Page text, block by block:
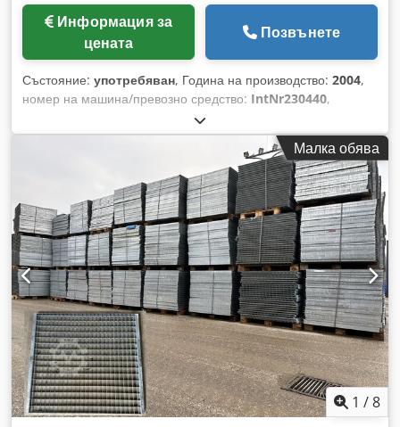
Информация за
цената
Позвънете
Състояние: употребяван, Година на производство: 2004,
номер на машина/превозно средство: IntNr230440,
Управление, марка CINCOM MITSUBISHI Meldas 6 оси
(X1/Z1/Y1/C1/X2/Z2), макс. диаметър на пръта: 16 мм,
Credezp Iguopfx Adpef максимална дължина на
струговане: 200 мм, главен шпиндел, максимални обороти:
10 000 об/мин, C-ос с прецизност 0,001 градуса,
контрашпиндел, максимален диаметър: 16 мм, максимални
обороти на контрашпиндела: 10 000 об/мин, включително
индексиране на шпиндела Инструментален държач за
общо 17 инструмента (линеен инструментален държач,
преден апарат, обработка на гърба), лента транспортьор за
готови детайли транспортьор за стружки противопожарна
инсталация автоматичен пълнител IEMCA Genius
118/3200, произведен 2005 г. Машината може да бъде
инспектирана след предварителна уговорка. Възможни са
промени и грешки в техническите данни и информацията,
както и предварителна продажба!
Малка обява
1 /8